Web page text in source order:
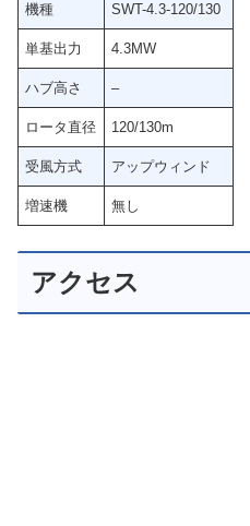
機種 SWT-4.3-120/130
単基出力 4.3MW
ハブ高さ –
ロータ直径 120/130m
受風方式 アップウィンド
増速機 無し
アクセス